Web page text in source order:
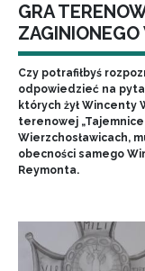
GRA
Czy potrafiłbyś
odpowiedzieć na
których żył Wincenty
terenowej
Wierzchosławicach,
obecności samego
Reymonta.